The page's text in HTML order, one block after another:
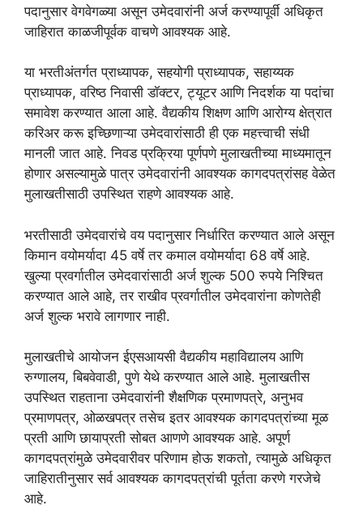
पदानुसार वेगवेगळ्या असून उमेदवारांनी अर्ज करण्यापूर्वी अधिकृत
जाहिरात काळजीपूर्वक वाचणे आवश्यक आहे.
या भरतीअंतर्गत प्राध्यापक, सहयोगी प्राध्यापक, सहाय्यक
प्राध्यापक, वरिष्ठ निवासी डॉक्टर, ट्यूटर आणि निदर्शक या पदांचा
समावेश करण्यात आला आहे. वैद्यकीय शिक्षण आणि आरोग्य क्षेत्रात
करिअर करू इच्छिणाऱ्या उमेदवारांसाठी ही एक महत्त्वाची संधी
मानली जात आहे. निवड प्रक्रिया पूर्णपणे मुलाखतीच्या माध्यमातून
होणार असल्यामुळे पात्र उमेदवारांनी आवश्यक कागदपत्रांसह वेळेत
मुलाखतीसाठी उपस्थित राहणे आवश्यक आहे.
भरतीसाठी उमेदवारांचे वय पदानुसार निर्धारित करण्यात आले असून
किमान वयोमर्यादा 45 वर्षे तर कमाल वयोमर्यादा 68 वर्षे आहे.
खुल्या प्रवर्गातील उमेदवारांसाठी अर्ज शुल्क 500 रुपये निश्चित
करण्यात आले आहे, तर राखीव प्रवर्गातील उमेदवारांना कोणतेही
अर्ज शुल्क भरावे लागणार नाही.
मुलाखतीचे आयोजन ईएसआयसी वैद्यकीय महाविद्यालय आणि
रुग्णालय, बिबवेवाडी, पुणे येथे करण्यात आले आहे. मुलाखतीस
उपस्थित राहताना उमेदवारांनी शैक्षणिक प्रमाणपत्रे, अनुभव
प्रमाणपत्र, ओळखपत्र तसेच इतर आवश्यक कागदपत्रांच्या मूळ
प्रती आणि छायाप्रती सोबत आणणे आवश्यक आहे. अपूर्ण
कागदपत्रांमुळे उमेदवारीवर परिणाम होऊ शकतो, त्यामुळे अधिकृत
जाहिरातीनुसार सर्व आवश्यक कागदपत्रांची पूर्तता करणे गरजेचे
आहे.